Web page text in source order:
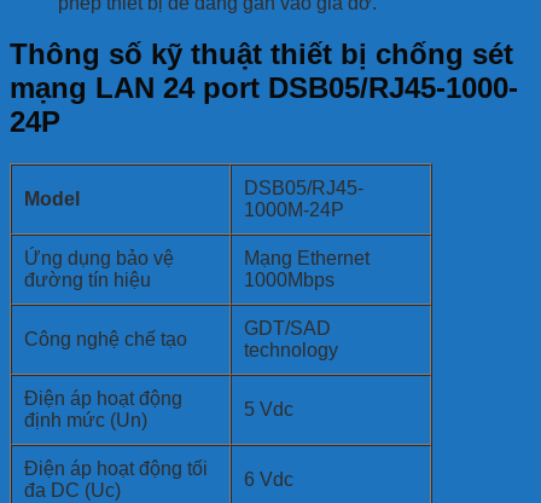
Thông số kỹ thuật thiết bị chống sét
mạng LAN 24 port DSB05/RJ45-1000-
24P
Model
DSB05/RJ45-
1000M-24P
Ứng dụng bảo vệ
đường tín hiệu
Mạng Ethernet
1000Mbps
Công nghệ chế tạo
GDT/SAD
technology
Điện áp hoạt động
định mức (Un)
5 Vdc
Điện áp hoạt động tối
đa DC (Uc)
6 Vdc